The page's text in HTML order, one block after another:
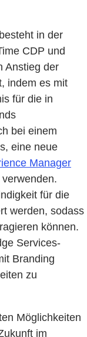
in der
CDP und
Anstieg der
indem es mit
für die in
bei einem
eine neue
Manager
für die
werden, sodass
können.
Services-
Branding
zu
Möglichkeiten
im